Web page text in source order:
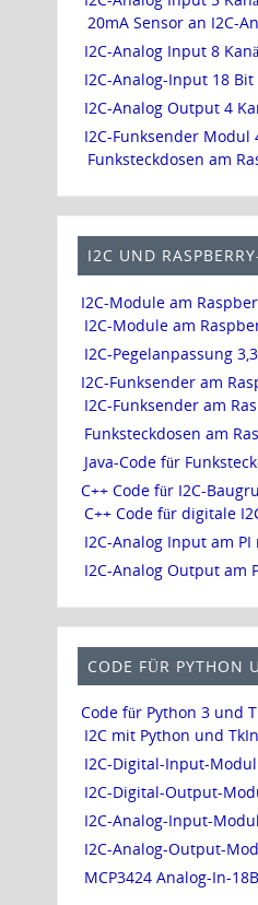
20mA Sensor an I2C-
I2C-Analog Input 8
I2C-Analog-Input 18 Bit
I2C-Analog Output 4
I2C-Funksender Modul
Funksteckdosen am
I2C UND
I2C-Module am
I2C-Module am
I2C-Pegelanpassung
I2C-Funksender am
I2C-Funksender am
Funksteckdosen am
Java-Code für
C++ Code für I2C-
C++ Code für digitale
I2C-Analog Input am
I2C-Analog Output am
CODE FÜR PYTHON
Code für Python 3 und
I2C mit Python und
I2C-Digital-Input-
I2C-Digital-Output-
I2C-Analog-Input-
I2C-Analog-Output-
MCP3424 Analog-In-